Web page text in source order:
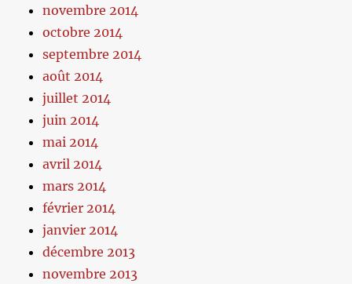
novembre 2014
octobre 2014
septembre 2014
août 2014
juillet 2014
juin 2014
mai 2014
avril 2014
mars 2014
février 2014
janvier 2014
décembre 2013
novembre 2013